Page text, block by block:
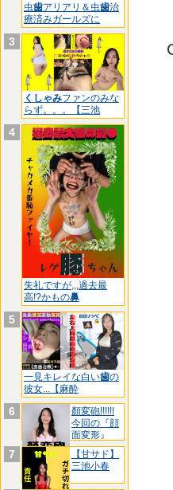
虫歯アリアリ＆虫歯治
療済みガールズに
3
くしゃみファンのみな
らず。。。【三池
4
失礼ですが,,,過去最
高!?かもの鼻
5
一見キレイな白い歯の
彼女...【麻酔
6
顏変砲!!!!!!
今回の『顔
面変形』
7
【甘サド】
三池小春